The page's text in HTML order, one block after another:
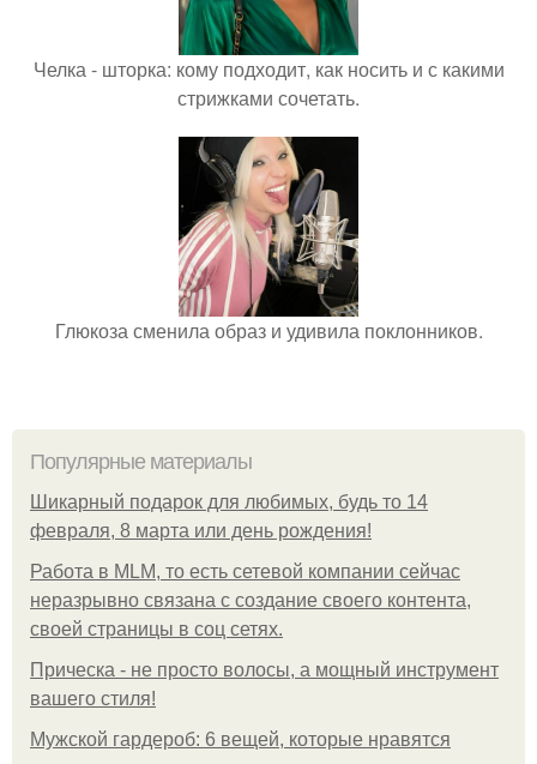
Челка - шторка: кому подходит, как носить и с какими
стрижками сочетать.
Глюкоза сменила образ и удивила поклонников.
Популярные материалы
Шикарный подарок для любимых, будь то 14
февраля, 8 марта или день рождения!
Работа в MLM, то есть сетевой компании сейчас
неразрывно связана с создание своего контента,
своей страницы в соц сетях.
Прическа - не просто волосы, а мощный инструмент
вашего стиля!
Мужской гардероб: 6 вещей, которые нравятся